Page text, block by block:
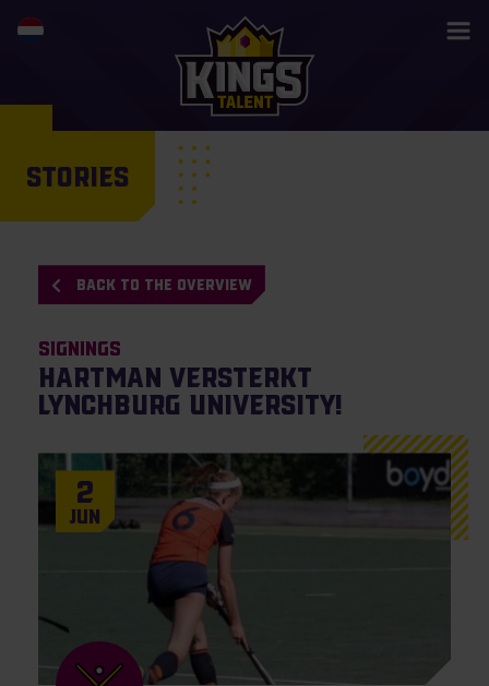
STORIES
BACK TO THE OVERVIEW
Signings
Hartman versterkt
Lynchburg University!
2
Jun